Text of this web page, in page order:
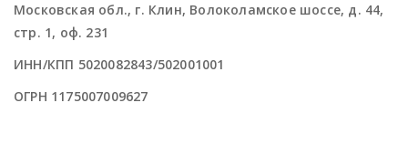
Московская обл., г. Клин, Волоколамское шоссе, д. 44,
стр. 1, оф. 231
ИНН/КПП 5020082843/502001001
ОГРН 1175007009627